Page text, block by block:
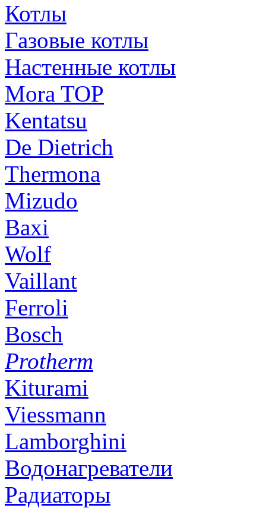
Котлы
Газовые котлы
Настенные котлы
Mora TOP
Kentatsu
De Dietrich
Thermona
Mizudo
Baxi
Wolf
Vaillant
Ferroli
Bosch
Protherm
Kiturami
Viessmann
Lamborghini
Водонагреватели
Радиаторы